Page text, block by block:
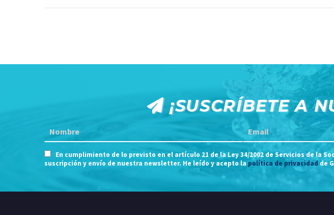
¡SUSCRÍBETE A
En cumplimiento de lo previsto en el artículo 21 de la Ley 34/2002 de Servicios de la
suscripción y envío de nuestra newsletter. He leído y acepto la política de privacidad de